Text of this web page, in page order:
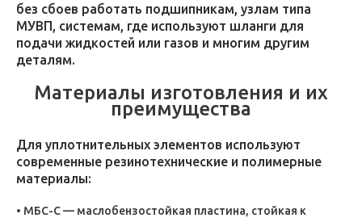
без сбоев работать подшипникам, узлам типа
МУВП, системам, где используют шланги для
подачи жидкостей или газов и многим другим
деталям.
Материалы изготовления и их
преимущества
Для уплотнительных элементов используют
современные резинотехнические и полимерные
материалы:
МБС-С — маслобензостойкая пластина, стойкая к